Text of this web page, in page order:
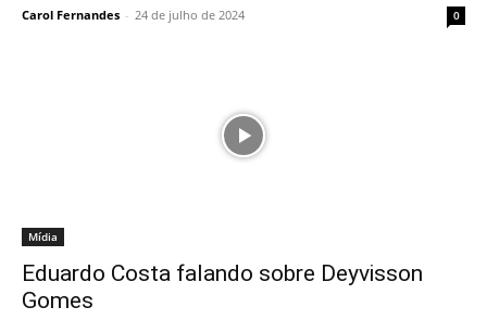
Carol Fernandes - 24 de julho de 2024 0
Mídia
Eduardo Costa falando sobre Deyvisson
Gomes